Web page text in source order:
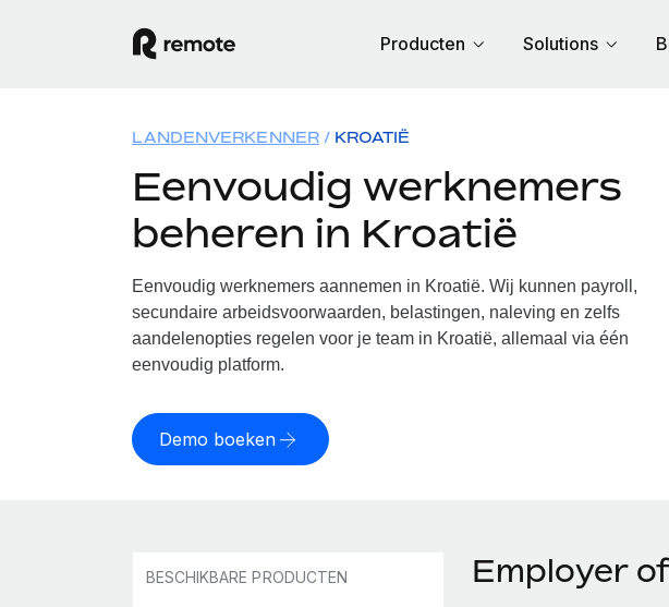
Producten Solutions
LANDENVERKENNER KROATIË
Eenvoudig werknemers
beheren in Kroatië
Eenvoudig werknemers aannemen in Kroatië. Wij kunnen payroll,
secundaire arbeidsvoorwaarden, belastingen, naleving en zelfs
aandelenopties regelen voor je team in Kroatië, allemaal via één
eenvoudig platform.
Demo boeken
BESCHIKBARE PRODUCTEN Employer